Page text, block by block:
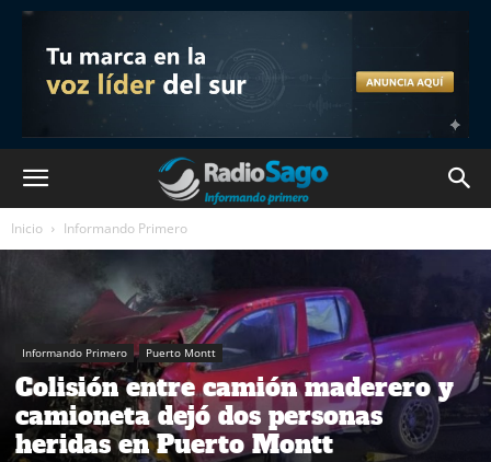
Inicio Informando Primero
Informando Primero Puerto Montt
Colisión entre camión maderero y
camioneta dejó dos personas
heridas en Puerto Montt